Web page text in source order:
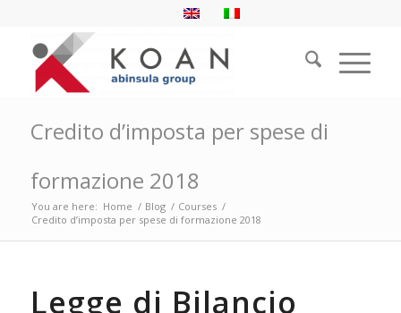
Credito d’imposta per spese di
formazione 2018
You are here: Home / Blog / Courses /
Credito d’imposta per spese di formazione 2018
Legge di Bilancio